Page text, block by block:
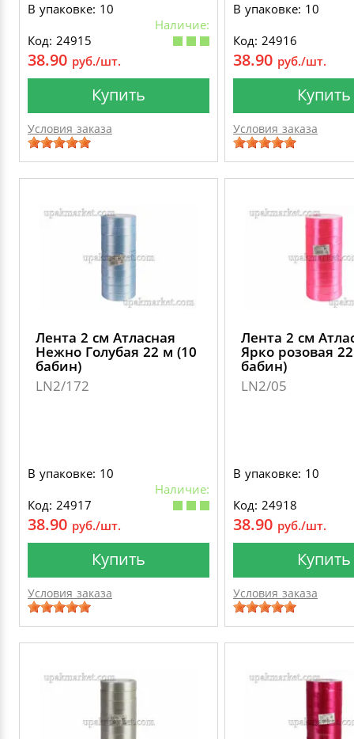
В упаковке: 10
Наличие:
Код: 24915
38.90 руб./шт.
Купить
Условия заказа
В упаковке: 10
Код: 24916
38.90 руб./шт.
Купить
Условия заказа
Лента 2 см Атласная
Нежно Голубая 22 м (10
бабин)
LN2/172
В упаковке: 10
Наличие:
Код: 24917
38.90 руб./шт.
Купить
Условия заказа
Лента 2 см
Ярко розовая
бабин)
LN2/05
В упаковке: 10
Код: 24918
38.90 руб./шт.
Купить
Условия заказа